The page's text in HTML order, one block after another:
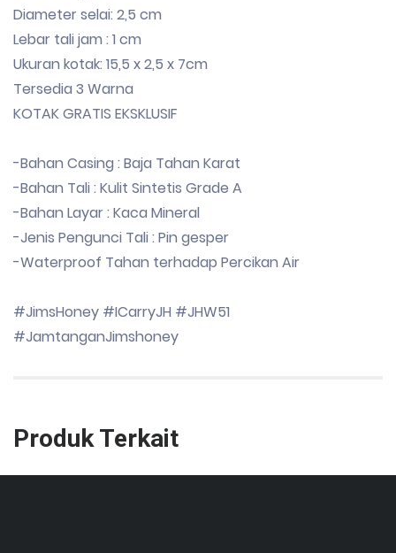
Diameter selai: 2,5 cm
Lebar tali jam : 1 cm
Ukuran kotak: 15,5 x 2,5 x 7cm
Tersedia 3 Warna
KOTAK GRATIS EKSKLUSIF
-Bahan Casing : Baja Tahan Karat
-Bahan Tali : Kulit Sintetis Grade A
-Bahan Layar : Kaca Mineral
-Jenis Pengunci Tali : Pin gesper
-Waterproof Tahan terhadap Percikan Air
#JimsHoney #ICarryJH #JHW51
#JamtanganJimshoney
Produk Terkait